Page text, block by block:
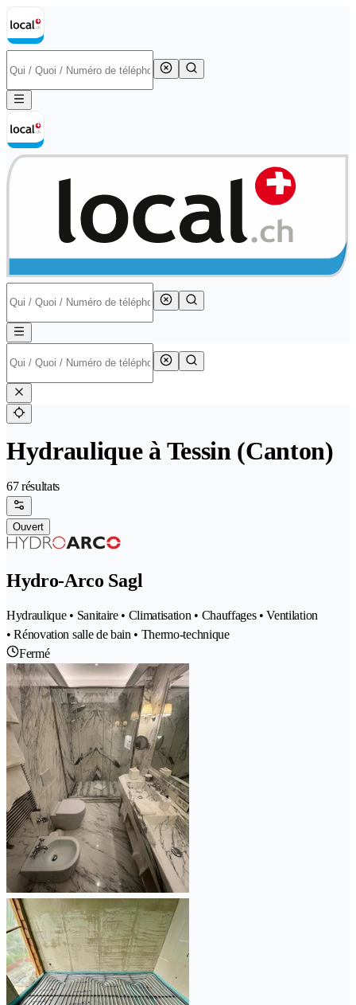
Hydraulique à Tessin (Canton)
67 résultats
Ouvert
Hydro-Arco Sagl
Hydraulique • Sanitaire • Climatisation • Chauffages • Ventilation
• Rénovation salle de bain • Thermo-technique
Fermé